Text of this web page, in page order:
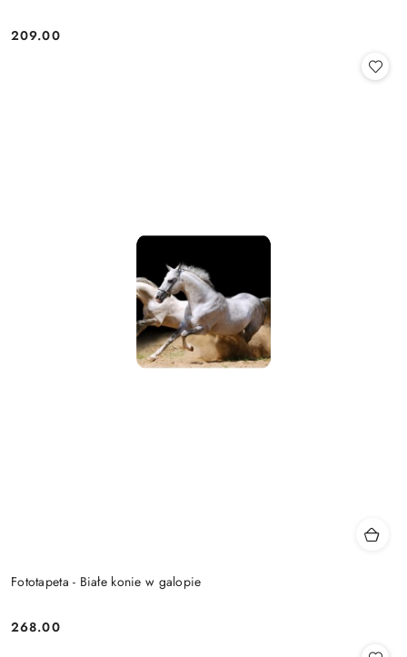
Cena:
209.00
Fototapeta - Białe konie w galopie
Cena:
268.00